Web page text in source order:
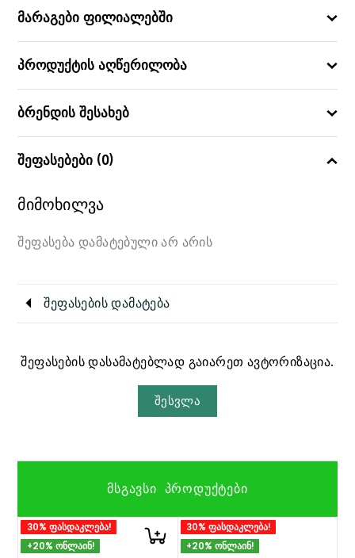
მარაგები ფილიალებში
პროდუქტის აღწერილობა
ბრენდის შესახებ
შეფასებები (0)
მიმოხილვა
შეფასება დამატებული არ არის
შეფასების დამატება
შეფასების დასამატებლად გაიარეთ ავტორიზაცია.
შესვლა
ᲛᲡᲒᲐᲕᲡᲘ ᲞᲠᲝᲓᲣᲥᲢᲔᲑᲘ
30% ფასდაკლება!
+20% ონლაინ!
30% ფასდაკლება!
+20% ონლაინ!